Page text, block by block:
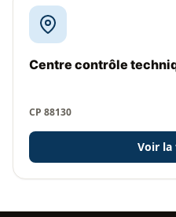
Centre contrôle
CP 88130
Voir la